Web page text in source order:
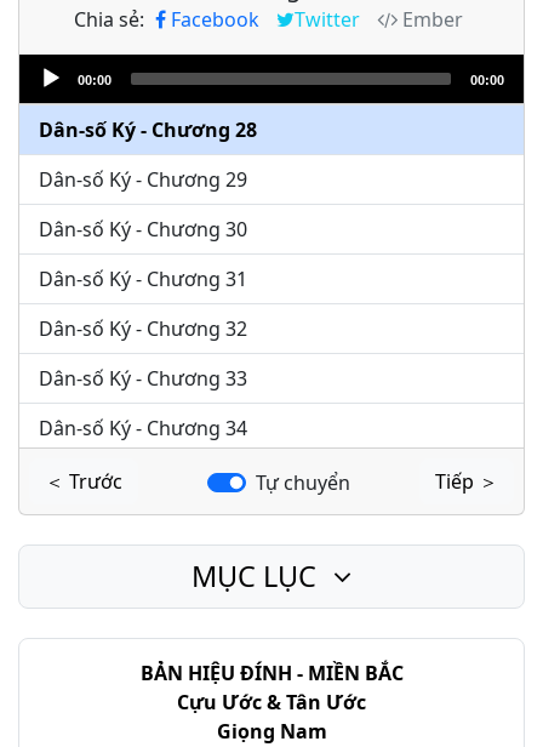
Chia sẻ: Facebook Twitter
Ember
Audio
Player
00:00 00:00
Dân-số Ký - Chương 26
Dân-số Ký - Chương 27
Dân-số Ký - Chương 28
Dân-số Ký - Chương 29
Dân-số Ký - Chương 30
Dân-số Ký - Chương 31
Dân-số Ký - Chương 32
Dân-số Ký - Chương 33
Dân-số Ký - Chương 34
Dân-số Ký - Chương 35
＜ Trước Tự chuyển Tiếp ＞
BẢN HIỆU ĐÍNH - MIỀN BẮC
Cựu Ước & Tân Ước
Giọng Nam
MỤC LỤC